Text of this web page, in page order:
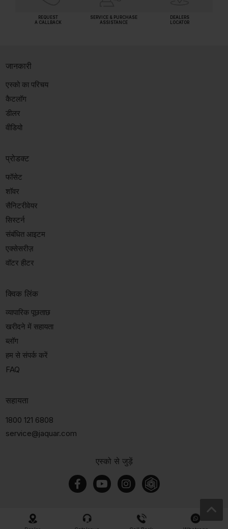
REQUEST
A CALLBACK
SERVICE & PURCHASE
ASSISTANCE
DEALERS
LOCATOR
एस्को से जुड़ें
जानकारी
एस्को का परिचय
कैटलॉग
डीलर
वीडियो
प्रोडक्ट
फॉसेट
शॉवर
सैनिटरीवेयर
सिस्टर्न
संबंधित आइटम
एक्सेसरीज़
वॉटर हीटर
क्विक लिंक
व्यापारिक पूछताछ
खरीदने में सहायता
ब्लॉग
हम से संपर्क करें
FAQ
सहायता
1800 121 6808
service@jaquar.com